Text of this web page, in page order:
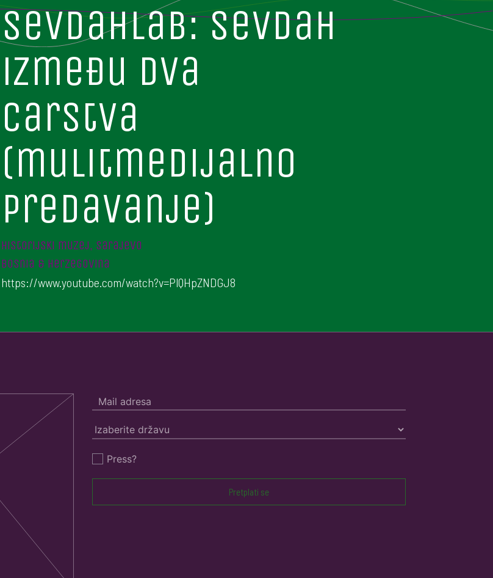
sevdahlab: sevdah
između dva
carstva
(mulitmedijalno
predavanje)
historijski muzej, sarajevo
bosnia & herzegovina
https://www.youtube.com/watch?v=PlQHpZNDGJ8
Press?
Pretplati se